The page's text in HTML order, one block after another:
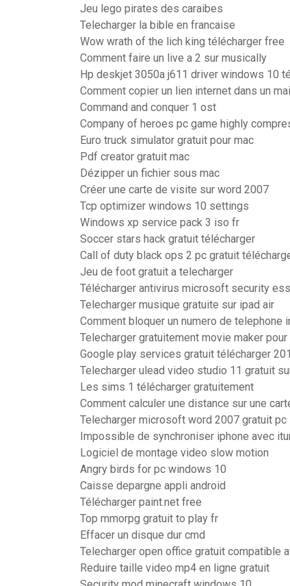
Jeu lego pirates des caraibes
Telecharger la bible en francaise
Wow wrath of the lich king télécharger free
Comment faire un live a 2 sur musically
Hp deskjet 3050a j611 driver windows 10
Comment copier un lien internet dans un
Command and conquer 1 ost
Company of heroes pc game highly
Euro truck simulator gratuit pour mac
Pdf creator gratuit mac
Dézipper un fichier sous mac
Créer une carte de visite sur word 2007
Tcp optimizer windows 10 settings
Windows xp service pack 3 iso fr
Soccer stars hack gratuit télécharger
Call of duty black ops 2 pc gratuit
Jeu de foot gratuit a telecharger
Télécharger antivirus microsoft security
Telecharger musique gratuite sur ipad air
Comment bloquer un numero de telephone
Telecharger gratuitement movie maker
Google play services gratuit télécharger
Telecharger ulead video studio 11 gratuit
Les sims 1 télécharger gratuitement
Comment calculer une distance sur une
Telecharger microsoft word 2007 gratuit pc
Impossible de synchroniser iphone avec
Logiciel de montage video slow motion
Angry birds for pc windows 10
Caisse depargne appli android
Télécharger paint.net free
Top mmorpg gratuit to play fr
Effacer un disque dur cmd
Telecharger open office gratuit compatible
Reduire taille video mp4 en ligne gratuit